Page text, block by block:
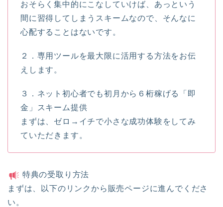
おそらく集中的にこなしていけば、あっという
間に習得してしまうスキームなので、そんなに
心配することはないです。
２．専用ツールを最大限に活用する方法をお伝
えします。
３．ネット初心者でも初月から６桁稼げる「即
金」スキーム提供
まずは、ゼロ→イチで小さな成功体験をしてみ
ていただきます。
特典の受取り方法
まずは、以下のリンクから販売ページに進んでくださ
い。